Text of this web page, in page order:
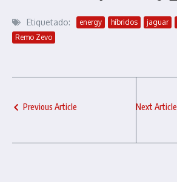
Etiquetado: energy híbridos jaguar
Remo Zevo
Previous Article Next Article